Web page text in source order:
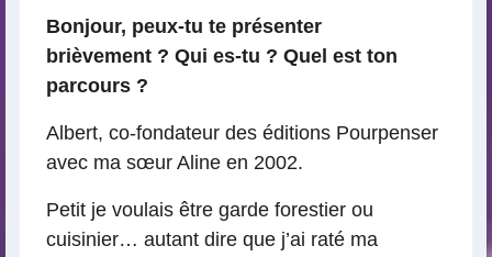
Bonjour, peux-tu te présenter
brièvement ? Qui es-tu ? Quel est ton
parcours ?
Albert, co-fondateur des éditions Pourpenser
avec ma sœur Aline en 2002.
Petit je voulais être garde forestier ou
cuisinier… autant dire que j’ai raté ma